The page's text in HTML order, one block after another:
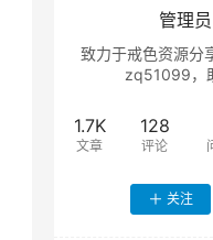
管理员
致力于戒色资源分
zq51099，
1.7K
文章
128
评论
关注